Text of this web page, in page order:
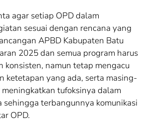
agar setiap OPD dalam
sesuai dengan rencana yang
APBD Kabupaten Batu
2025 dan semua program harus
konsisten, namun tetap mengacu
ketetapan yang ada, serta masing-
tufoksinya dalam
sehingga terbangunnya komunikasi
OPD.